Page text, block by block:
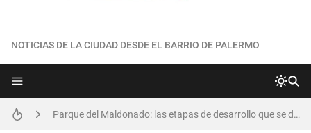
NOTICIAS DE LA CIUDAD DESDE EL BARRIO DE PALERMO
Parque del Maldonado: las etapas de desarrollo que se detallan en una nota periodística
¿Cuántas descargas ya tuvo BAX, la aplicación con IA desarrollada por el GCBA?